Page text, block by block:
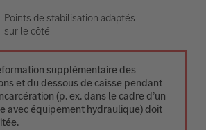
Points de stabilisation adaptés
sur le côté
supplémentaire des
et du dessous de caisse pendant
(p. ex. dans le cadre d’un
avec équipement hydraulique) doit